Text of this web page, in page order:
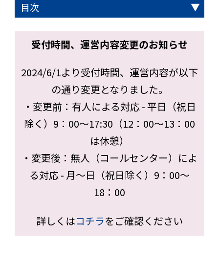
目次
ご利用料金
フロアマップ
ご利用できるサービス
どんな人が利用している？
ドロップインご利用までの流れ
月額会員ご契約までの流れ
豊富なオプションサービス
アクセス
コワーキングスペース内観
利用時の注意点
よくある質問
コワーキングスペースの比較
関連コラム
受付時間、運営内容変更のお知らせ
2024/6/1より受付時間、運営内容が以下
の通り変更となりました。
・変更前：有人による対応 - 平日（祝日
除く）9：00～17:30（12：00〜13：00
は休憩）
・変更後：無人（コールセンター）によ
る対応 - 月～日（祝日除く）9：00～
18：00
詳しくはコチラをご確認ください